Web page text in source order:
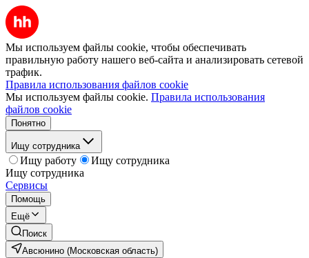
Мы используем файлы cookie, чтобы обеспечивать
правильную работу нашего веб-сайта и анализировать сетевой
трафик.
Правила использования файлов cookie
Мы используем файлы cookie. Правила использования
файлов cookie
Понятно
Ищу сотрудника
Ищу работу
Ищу сотрудника
Ищу сотрудника
Сервисы
Помощь
Ещё
Поиск
Авсюнино (Московская область)